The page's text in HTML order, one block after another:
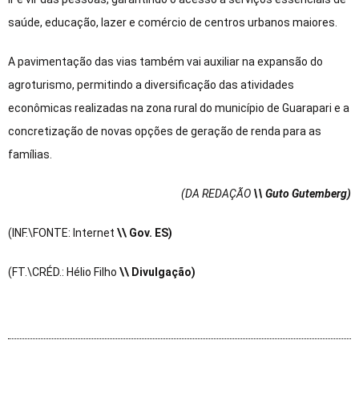
saúde, educação, lazer e comércio de centros urbanos maiores.
A pavimentação das vias também vai auxiliar na expansão do
agroturismo, permitindo a diversificação das atividades
econômicas realizadas na zona rural do município de Guarapari e a
concretização de novas opções de geração de renda para as
famílias.
(DA REDAÇÃO \\ Guto Gutemberg)
(INF.\FONTE: Internet \\ Gov. ES)
(FT.\CRÉD.: Hélio Filho \\ Divulgação)